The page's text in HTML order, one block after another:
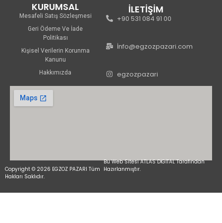
KURUMSAL
Mesafeli Satış Sözleşmesi
Geri Ödeme Ve İade
Politikası
Kişisel Verilerin Korunma
Kanunu
Hakkımızda
İLETİŞİM
+90 531 084 91 00
İnfo@egzozpazari.com
egzozpazari
Copyright © 2026 EGZOZ PAZARI Tüm
Hakları Saklıdır.
Bu Web Sitesi ATLAS DİGİTAL Tarafından
Hazırlanmıştır.